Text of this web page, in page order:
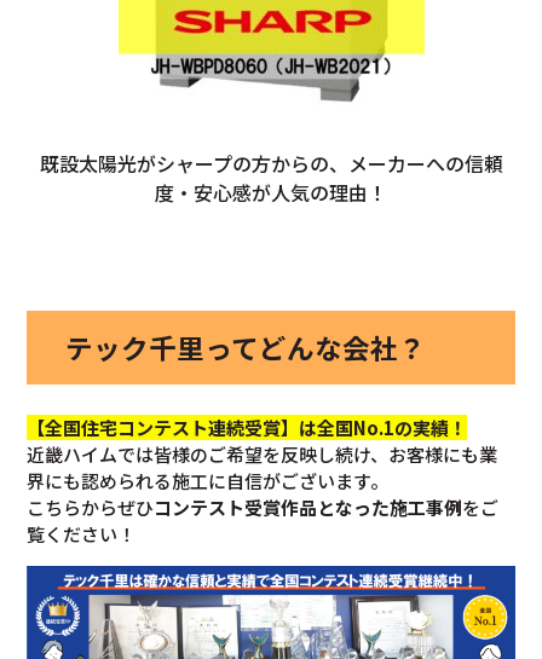
既設太陽光がシャープの方からの、メーカーへの信頼
度・安心感が人気の理由！
テック千里ってどんな会社？
【全国住宅コンテスト連続受賞】は全国No.1の実績！
近畿ハイムでは皆様のご希望を反映し続け、お客様にも業
界にも認められる施工に自信がございます。
こちらからぜひコンテスト受賞作品となった施工事例をご
覧ください！